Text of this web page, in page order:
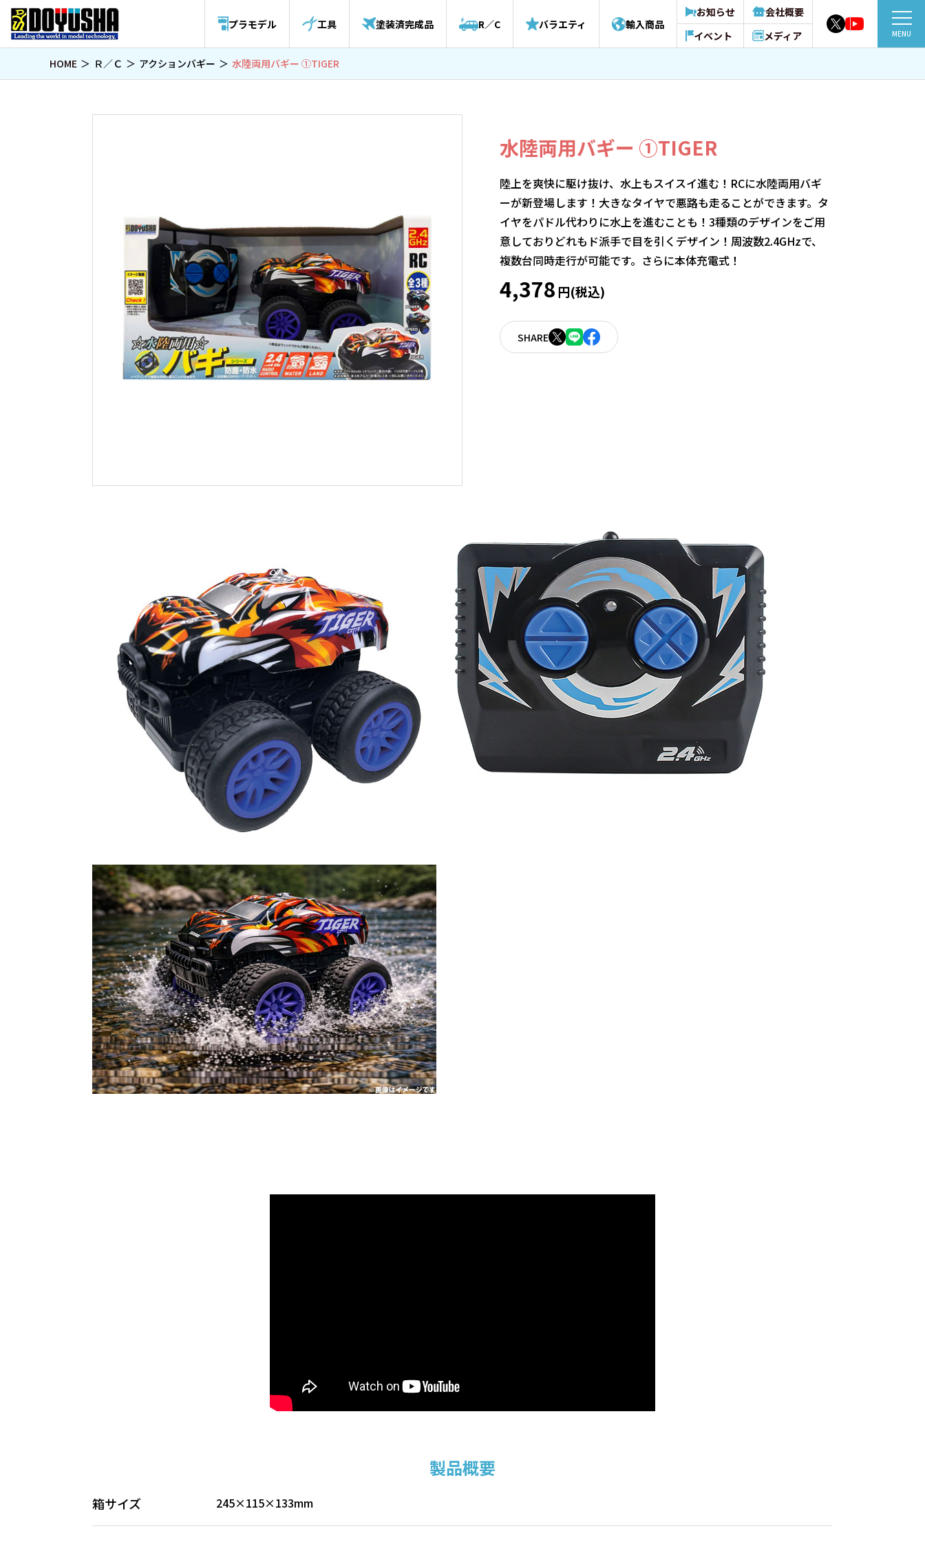
プラモデル 工具 塗装済完成品 R／C バラエティ 輸入商品
お知らせ
イベント
会社概要
メディア
MENU
HOME Ｒ／Ｃ アクションバギー 水陸両用バギー ①TIGER
水陸両用バギー ①TIGER
陸上を爽快に駆け抜け、水上もスイスイ進む！RCに水陸両用バギ
ーが新登場します！大きなタイヤで悪路も走ることができます。タ
イヤをパドル代わりに水上を進むことも！3種類のデザインをご用
意しておりどれもド派手で目を引くデザイン！周波数2.4GHzで、
複数台同時走行が可能です。さらに本体充電式！
4,378円(税込)
SHARE
製品概要
箱サイズ 245×115×133mm